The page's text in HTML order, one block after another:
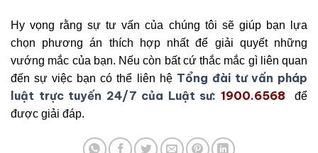
Hy vọng rằng sự tư vấn của chúng tôi sẽ giúp bạn lựa
chọn phương án thích hợp nhất để giải quyết những
vướng mắc của bạn. Nếu còn bất cứ thắc mắc gì liên quan
đến sự việc bạn có thể liên hệ Tổng đài tư vấn pháp
luật trực tuyến 24/7 của Luật sư: 1900.6568
để
được giải đáp.